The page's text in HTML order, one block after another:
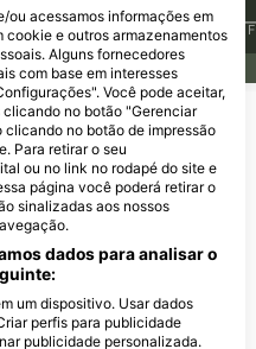
F M A M J J A S O N D
F
servem este
ou acessamos informações em
cookie e outros armazenamentos
Alguns fornecedores
com base em interesses
Você pode aceitar,
no botão "Gerenciar
no botão de impressão
Para retirar o seu
ou no link no rodapé do site e
página você poderá retirar o
sinalizadas aos nossos
dados para analisar o
um dispositivo. Usar dados
perfis para publicidade
publicidade personalizada.